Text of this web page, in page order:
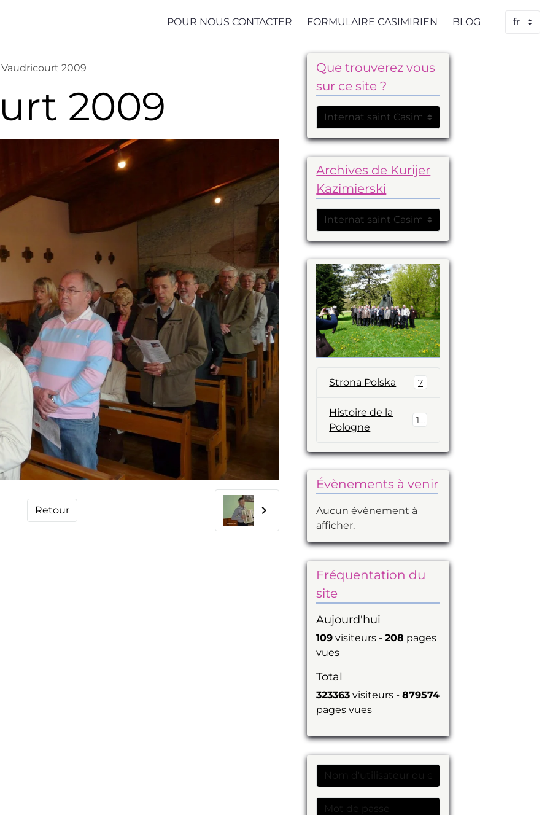
POUR NOUS CONTACTER FORMULAIRE CASIMIRIEN BLOG
Vaudricourt 2009
2009
Retour
Que trouverez vous
sur ce site ?
Archives de Kurijer
Kazimierski
Strona Polska 7
Histoire de la
Pologne
14
Évènements à venir
Aucun évènement à
afficher.
Fréquentation du
site
Aujourd'hui
109 visiteurs -208 pages
vues
Total
323363 visiteurs -879574
pages vues